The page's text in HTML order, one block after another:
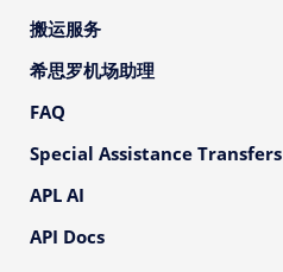
搬运服务
希思罗机场助理
FAQ
Special Assistance Transfers
APL AI
API Docs